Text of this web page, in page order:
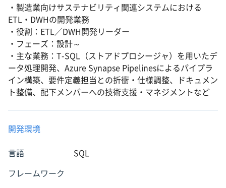
・製造業向けサステナビリティ関連システムにおける
ETL・DWHの開発業務
・役割：ETL／DWH開発リーダー
・フェーズ：設計～
・主な業務：T-SQL（ストアドプロシージャ）を用いたデ
ータ処理開発、Azure Synapse Pipelinesによるパイプラ
イン構築、要件定義担当との折衝・仕様調整、ドキュメン
ト整備、配下メンバーへの技術支援・マネジメントなど
開発環境
言語 SQL
フレームワーク